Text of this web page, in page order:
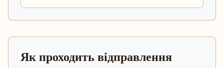
Як проходить відправлення